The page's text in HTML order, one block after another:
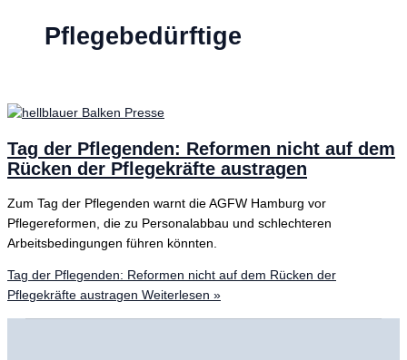
Pflegebedürftige
Tag der Pflegenden: Reformen nicht auf dem
Rücken der Pflegekräfte austragen
Zum Tag der Pflegenden warnt die AGFW Hamburg vor
Pflegereformen, die zu Personalabbau und schlechteren
Arbeitsbedingungen führen könnten.
Tag der Pflegenden: Reformen nicht auf dem Rücken der
Pflegekräfte austragen Weiterlesen »